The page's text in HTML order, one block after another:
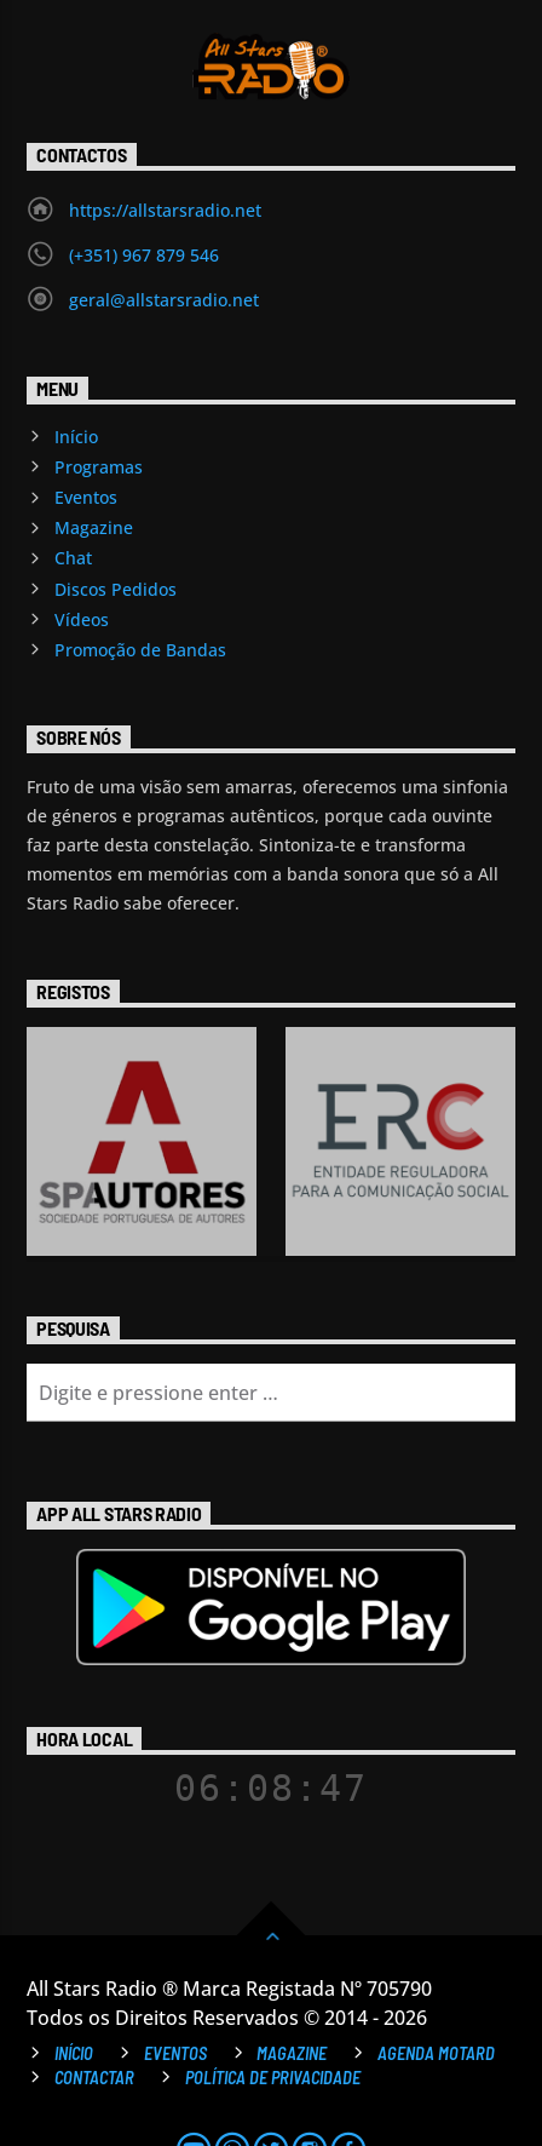
CONTACTOS
https://allstarsradio.net
(+351) 967 879 546
geral@allstarsradio.net
MENU
Início
Programas
Eventos
Magazine
Chat
Discos Pedidos
Vídeos
Promoção de Bandas
SOBRE NÓS
Fruto de uma visão sem amarras, oferecemos uma sinfonia
de géneros e programas autênticos, porque cada ouvinte
faz parte desta constelação. Sintoniza-te e transforma
momentos em memórias com a banda sonora que só a All
Stars Radio sabe oferecer.
REGISTOS
PESQUISA
APP ALL STARS RADIO
HORA LOCAL
06:08:48
All Stars Radio ® Marca Registada Nº 705790
Todos os Direitos Reservados © 2014 - 2026
INÍCIO EVENTOS MAGAZINE
AGENDA MOTARD
CONTACTAR
POLÍTICA DE PRIVACIDADE